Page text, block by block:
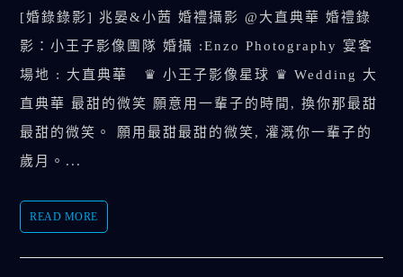
[婚錄錄影] 兆晏&小茜 婚禮攝影 @大直典華 婚禮錄
影：小王子影像團隊 婚攝 :Enzo Photography 宴客
場地 : 大直典華 ♛ 小王子影像星球 ♛ Wedding 大
直典華 最甜的微笑 願意用一輩子的時間, 換你那最甜
最甜的微笑。 願用最甜最甜的微笑, 灌溉你一輩子的
歲月。...
READ MORE